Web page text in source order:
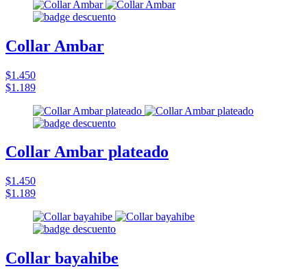
Collar Ambar
$1.450
$1.189
Collar Ambar plateado
$1.450
$1.189
Collar bayahibe